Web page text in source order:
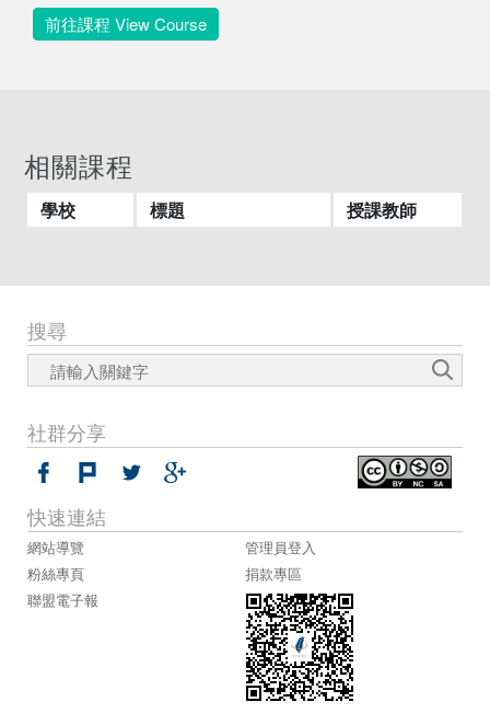
前往課程 View Course
相關課程
學校 標題 授課教師
搜尋
社群分享
快速連結
網站導覽
管理員登入
粉絲專頁
捐款專區
聯盟電子報